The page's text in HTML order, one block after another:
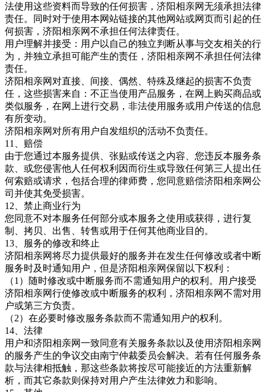
法使用这些资料而导致的任何损害，济阳相亲网无须承担法律
责任。同时对于使用本网站链接的其他网站或网页而引起的任
何损害，济阳相亲网不承担任何法律责任。
用户理解并接受：用户以自己的独立判断从事与交友相关的行
为，并独立承担可能产生的责任，济阳相亲网不承担任何法律
责任。
济阳相亲网 对直接、间接、偶然、特殊及继起的损害不负责
任，这些损害来自：不正当使用产品服务，在网上购买商品或
类似服务，在网上进行交易，非法使用服务或用户传送的信息
有所变动。
济阳相亲网 对所有用户自发组织的活动不负责任。
11、赔偿
由于您通过本服务提供、张贴或传送之内容、您违反本服务条
款、或您侵害他人任何权利因而衍生或导致任何第三人提出任
何索赔或请求，包括合理的律师费，您同意赔偿济阳相亲网公
司并使其免受损害。
12、禁止商业行为
您同意不对本服务任何部分或本服务之使用或获得，进行复
制、拷贝、出售、转售或用于任何其他商业目的。
13、服务的修改和终止
济阳相亲网将尽力提供最好的服务并在发生任何修改或者中断
服务时及时通知用户，但是济阳相亲网保留以下权利：
（1）随时修改或中断服务而不需通知用户的权利。用户接受
济阳相亲网行使修改或中断服务的权利，济阳相亲网不需对用
户或第三方负责。
（2）在必要时修改服务条款而不需通知用户的权利。
14、法律
用户和济阳相亲网一致同意有关服务条款以及使用济阳相亲网
的服务产生的争议交由南宁仲裁委员会解决。若有任何服务条
款与法律相抵触，那这些条款将按尽可能接近的方法重新解
析，而其它条款则保持对用户产生法律效力和影响。